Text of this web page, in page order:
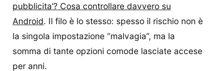
pubblicita’? Cosa controllare davvero su
Android. Il filo è lo stesso: spesso il rischio non è
la singola impostazione “malvagia”, ma la
somma di tante opzioni comode lasciate accese
per anni.